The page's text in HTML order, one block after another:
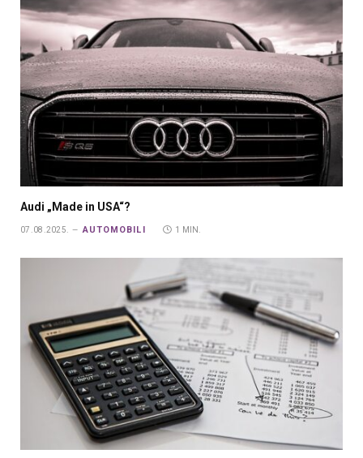
Audi „Made in USA“?
07.08.2025. AUTOMOBILI 1 MIN.